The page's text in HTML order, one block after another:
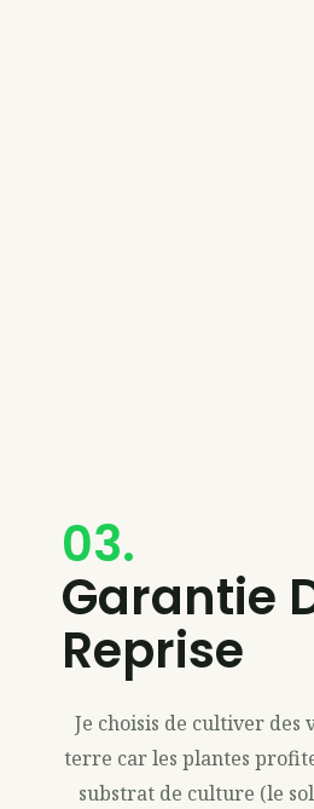
03.
Garantie
Reprise​
Je choisis de cultiver des
terre car les plantes
substrat de culture (le